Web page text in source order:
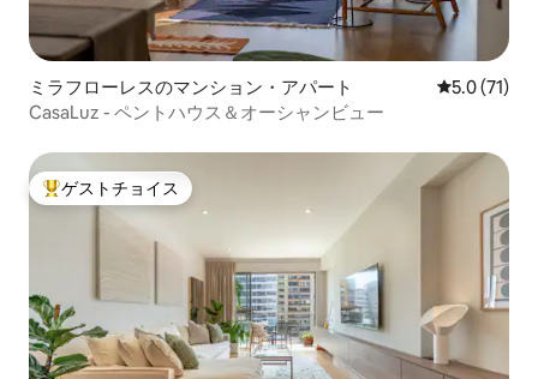
ミラフローレスのマンション・アパート レビュー71
5.0 (71)
CasaLuz - ペントハウス＆オーシャンビュー
大好評のゲストチョイスです。
ゲストチョイス